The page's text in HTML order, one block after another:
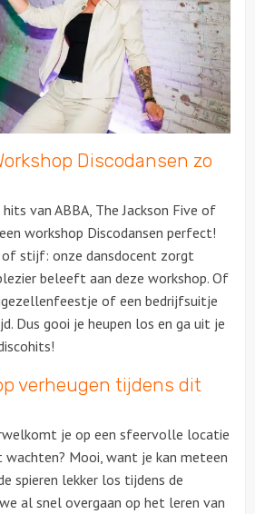
Rondleidingen
Locaties
Feesten
Over ons
Contact
Discodansen zo
van ABBA, The Jackson Five of
workshop Discodansen perfect!
stijf: onze dansdocent zorgt
beleeft aan deze workshop. Of
of een bedrijfsuitje
Dus gooi je heupen los en ga uit je
verheugen tijdens dit
je op een sfeervolle locatie
wachten? Mooi, want je kan meteen
spieren lekker los tijdens de
al snel overgaan op het leren van